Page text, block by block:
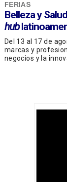
FERIAS
Belleza y
hub
Del 13 al 17 de
marcas y
negocios y la